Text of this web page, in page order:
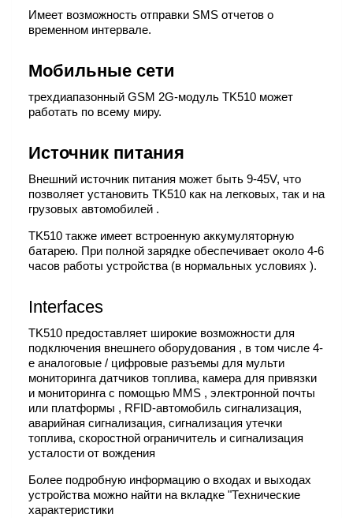
Имеет возможность отправки SMS отчетов о
временном интервале.
Мобильные сети
трехдиапазонный GSM 2G-модуль TK510 может
работать по всему миру.
Источник питания
Внешний источник питания может быть 9-45V, что
позволяет установить TK510 как на легковых, так и на
грузовых автомобилей .
TK510 также имеет встроенную аккумуляторную
батарею. При полной зарядке обеспечивает около 4-6
часов работы устройства (в нормальных условиях ).
Interfaces
TK510 предоставляет широкие возможности для
подключения внешнего оборудования , в том числе 4-
е аналоговые / цифровые разъемы для мульти
мониторинга датчиков топлива, камера для привязки
и мониторинга с помощью MMS , электронной почты
или платформы , RFID-автомобиль сигнализация,
аварийная сигнализация, сигнализация утечки
топлива, скоростной ограничитель и сигнализация
усталости от вождения
Более подробную информацию о входах и выходах
устройства можно найти на вкладке "Технические
характеристики